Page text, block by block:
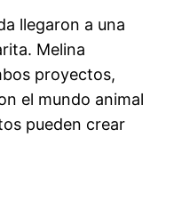
llegaron a una
Melina
proyectos,
el mundo animal
pueden crear